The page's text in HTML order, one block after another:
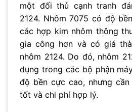
một đối thủ cạnh tranh
2124. Nhôm 7075 có độ
các hợp kim nhôm thông
gia công hơn và có giá
nhôm 2124. Do đó, nhôm
dụng trong các bộ phận
độ bền cực cao, nhưng
tốt và chi phí hợp lý.